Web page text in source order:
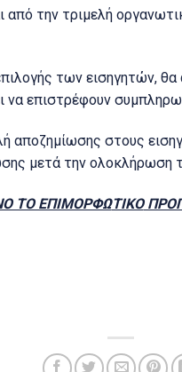
την τριμελή
των εισηγητών, θα
να επιστρέφουν
αποζημίωσης στους
μετά την ολοκλήρωση
ΤΟ ΕΠΙΜΟΡΦΩTIKO